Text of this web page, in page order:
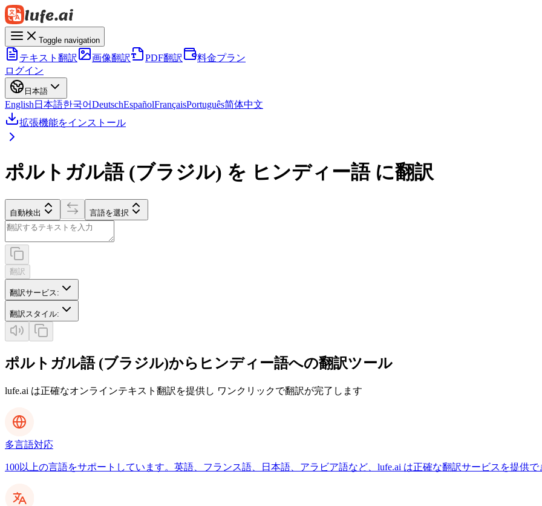
Toggle navigation
テキスト翻訳 画像翻訳 PDF翻訳
料金プラン
ログイン
日本語
English 日本語한국어DeutschEspañolFrançaisPortuguês简体中文
拡張機能をインストール
ポルトガル語 (ブラジル) を ヒンディー語 に翻訳
自動検出 言語を選択
翻訳
翻訳サービス :
翻訳スタイル:
ポルトガル語 (ブラジル)からヒンディー語への翻訳ツール
lufe.ai は正確なオンラインテキスト翻訳を提供し ワンクリックで翻訳が完了します
多言語対応
100以上の言語をサポートしています。英語、フランス語、日本語、アラビア語など、lufe.ai は正確な翻訳サービスを提供で